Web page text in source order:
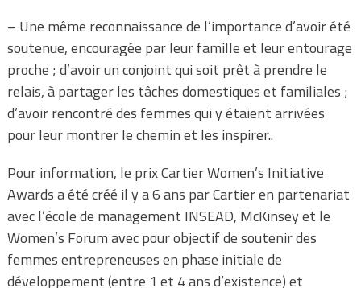
– Une même reconnaissance de l’importance d’avoir été
soutenue, encouragée par leur famille et leur entourage
proche ; d’avoir un conjoint qui soit prêt à prendre le
relais, à partager les tâches domestiques et familiales ;
d’avoir rencontré des femmes qui y étaient arrivées
pour leur montrer le chemin et les inspirer..
Pour information, le prix Cartier Women’s Initiative
Awards a été créé il y a 6 ans par Cartier en partenariat
avec l’école de management INSEAD, McKinsey et le
Women’s Forum avec pour objectif de soutenir des
femmes entrepreneuses en phase initiale de
développement (entre 1 et 4 ans d’existence) et